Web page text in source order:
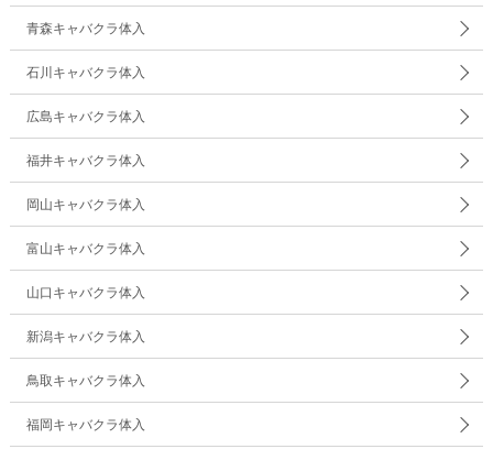
青森キャバクラ体入
石川キャバクラ体入
広島キャバクラ体入
福井キャバクラ体入
岡山キャバクラ体入
富山キャバクラ体入
山口キャバクラ体入
新潟キャバクラ体入
鳥取キャバクラ体入
福岡キャバクラ体入